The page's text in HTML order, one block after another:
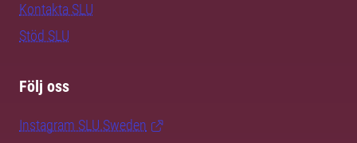
Kontakta SLU
Stöd SLU
Följ oss
Instagram SLU.Sweden